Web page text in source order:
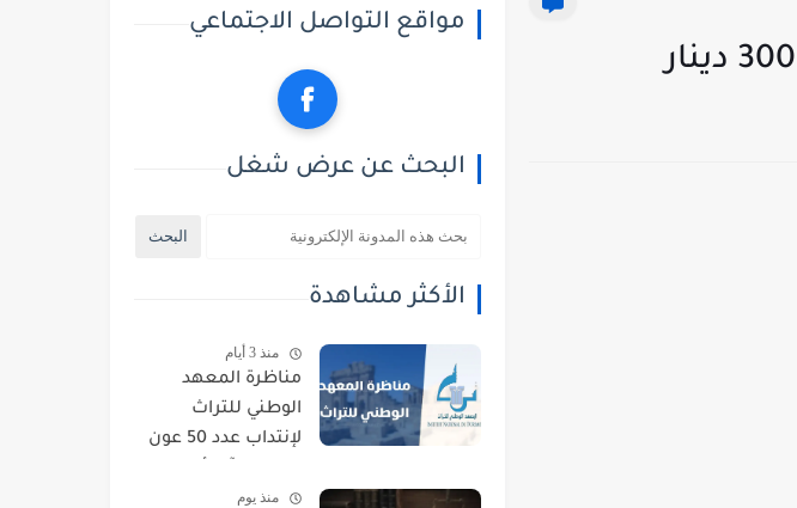
مواقع التواصل الاجتماعي
البحث عن عرض شغل
الأكثر مشاهدة
منذ 3 أيام
مناظرة المعهد
الوطني للتراث
لإنتداب عدد 50 عون
منذ يوم